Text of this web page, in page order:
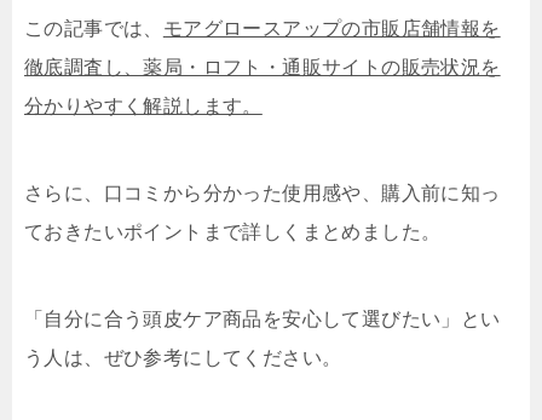
この記事では、 モアグロースアップの市販店舗情報を
徹底調査し、薬局・ロフト・通販サイトの販売状況を
分かりやすく解説します。
さらに、口コミから分かった使用感や、購入前に知っ
ておきたいポイントまで詳しくまとめました。
「自分に合う頭皮ケア商品を安心して選びたい」とい
う人は、ぜひ参考にしてください。